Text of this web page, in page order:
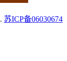
. 苏ICP备06030674